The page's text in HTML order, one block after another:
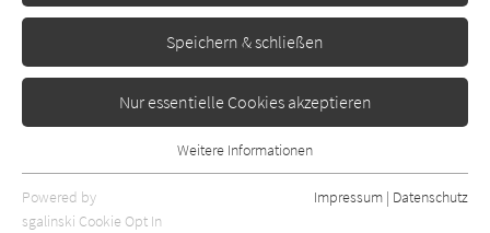
Speichern & schließen
Nur essentielle Cookies akzeptieren
Essentielle Cookies werden für grundlegende Funktionen der
Webseite benötigt. Dadurch ist gewährleistet, dass die Webseite
Weitere Informationen
Powered by
sgalinski Cookie Opt In
Impressum | Datenschutz